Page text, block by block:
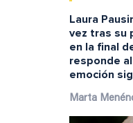
Laura
vez tras su
en la final
responde
emoción
Marta